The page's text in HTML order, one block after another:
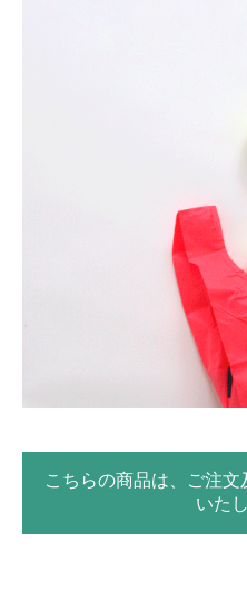
こちらの商品は、ご注
いた